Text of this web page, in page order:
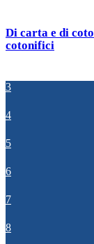
Di carta e di
cotonifici
3
4
5
6
7
8